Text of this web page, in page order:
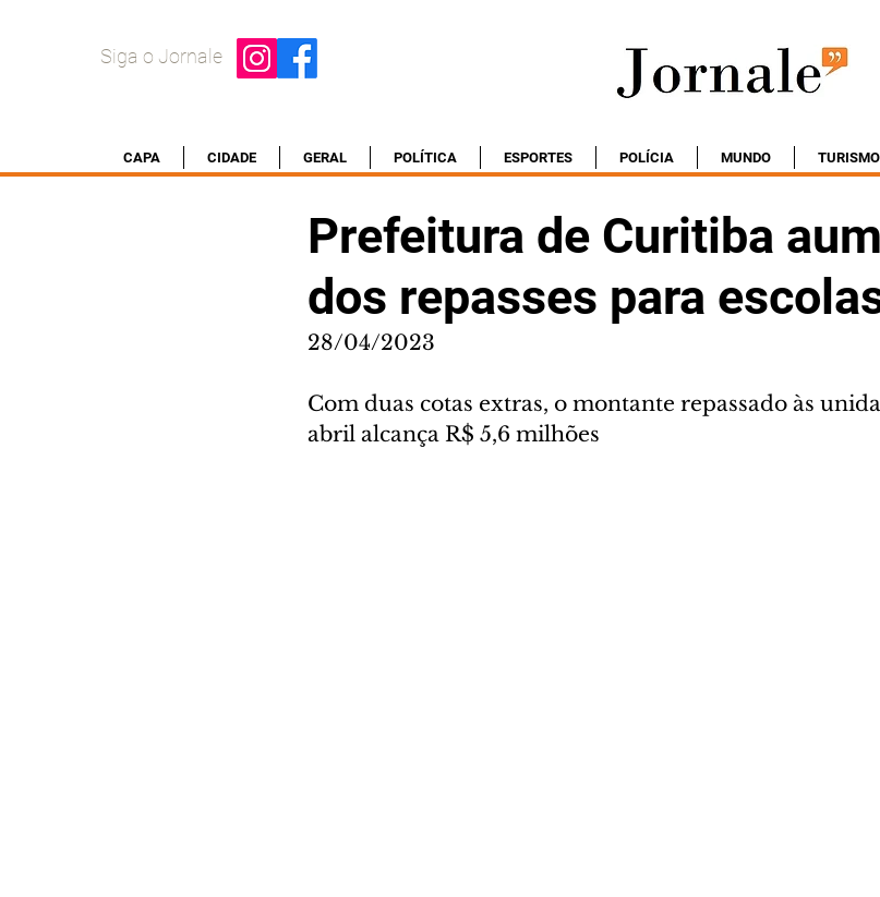
Siga o Jornale
CAPA CIDADE GERAL POLÍTICA ESPORTES POLÍCIA MUNDO TURISMO
Prefeitura de Curitiba
dos repasses para
28/04/2023
Com duas cotas extras, o montante repassado às
abril alcança R$ 5,6 milhões